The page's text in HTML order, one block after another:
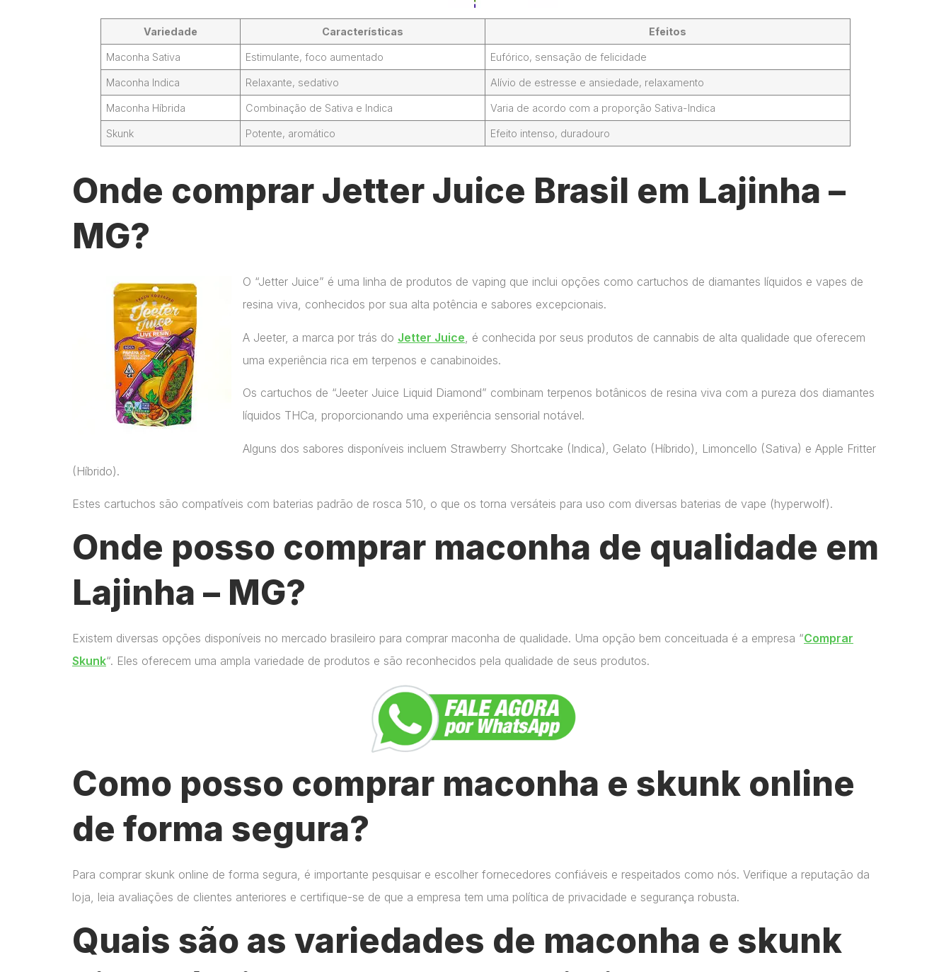
Variedade Características Efeitos
Maconha Sativa Estimulante, foco aumentado Eufórico, sensação de felicidade
Maconha Indica Relaxante, sedativo Alívio de estresse e ansiedade, relaxamento
Maconha Híbrida Combinação de Sativa e Indica Varia de acordo com a proporção Sativa-Indica
Skunk Potente, aromático Efeito intenso, duradouro
Onde comprar Jetter Juice Brasil em Lajinha –
MG?
O “Jetter Juice” é uma linha de produtos de vaping que inclui opções como cartuchos de diamantes líquidos e vapes de
resina viva, conhecidos por sua alta potência e sabores excepcionais.
A Jeeter, a marca por trás do Jetter Juice , é conhecida por seus produtos de cannabis de alta qualidade que oferecem
uma experiência rica em terpenos e canabinoides.
Os cartuchos de “Jeeter Juice Liquid Diamond” combinam terpenos botânicos de resina viva com a pureza dos diamantes
líquidos THCa, proporcionando uma experiência sensorial notável.
Alguns dos sabores disponíveis incluem Strawberry Shortcake (Indica), Gelato (Híbrido), Limoncello (Sativa) e Apple Fritter
(Híbrido).
Estes cartuchos são compatíveis com baterias padrão de rosca 510, o que os torna versáteis para uso com diversas baterias de vape​ (hyperwolf)​.
Onde posso comprar maconha de qualidade em
Lajinha – MG?
Existem diversas opções disponíveis no mercado brasileiro para comprar maconha de qualidade. Uma opção bem conceituada é a empresa “Comprar
Skunk“. Eles oferecem uma ampla variedade de produtos e são reconhecidos pela qualidade de seus produtos.
Como posso comprar maconha e skunk online
de forma segura?
Para comprar skunk online de forma segura, é importante pesquisar e escolher fornecedores confiáveis e respeitados como nós. Verifique a reputação da
loja, leia avaliações de clientes anteriores e certifique-se de que a empresa tem uma política de privacidade e segurança robusta.
Quais são as variedades de maconha e skunk